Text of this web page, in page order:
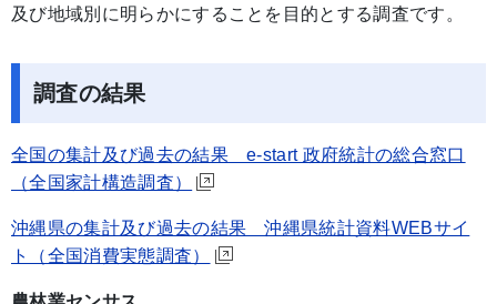
及び地域別に明らかにすることを目的とする調査です。
調査の結果
全国の集計及び過去の結果 e-start 政府統計の総合窓口
（全国家計構造調査）
沖縄県の集計及び過去の結果 沖縄県統計資料WEBサイ
ト（全国消費実態調査）